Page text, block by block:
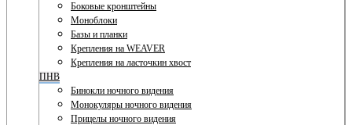
Боковые кронштейны
Моноблоки
Базы и планки
Крепления на WEAVER
Крепления на ласточкин хвост
ПНВ
Бинокли ночного видения
Монокуляры ночного видения
Прицелы ночного видения